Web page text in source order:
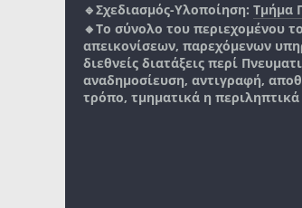
🔹Σχεδιασμός-Υλοποίηση: Τμήμα
🔸Το σύνολο του περιεχομένου
απεικονίσεων, παρεχόμενων
διεθνείς διατάξεις περί
αναδημοσίευση, αντιγραφή,
τρόπο, τμηματικά η